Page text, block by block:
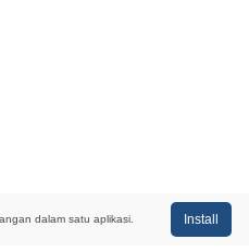
dalam satu aplikasi. Install